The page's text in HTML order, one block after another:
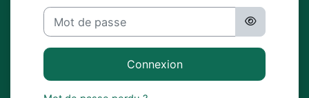
Mot de passe
Connexion